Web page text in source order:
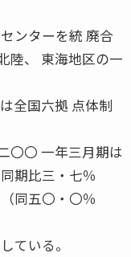
ンターを統 廃合
陸、 東海地区の一
全国六拠 点体制
〇〇 一年三月期は
期比三・七％
同五〇・〇％
ている。